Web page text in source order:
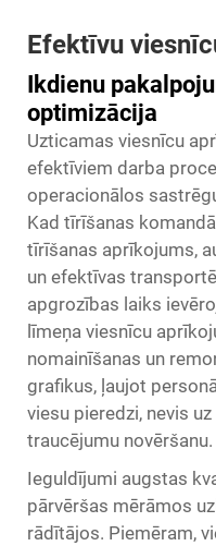
Efektīvu
Ikdienu
optimizācija
Uzticamas viesnīcu
efektīviem darba
operacionālos
Kad tīrīšanas
tīrīšanas aprīkojums,
un efektīvas
apgrozības laiks
līmeņa viesnīcu
nomainīšanas un
grafikus, ļaujot
viesu pieredzi, nevis
traucējumu novēršanu.
Ieguldījumi augstas
pārvēršas mērāmos
rādītājos. Piemēram,